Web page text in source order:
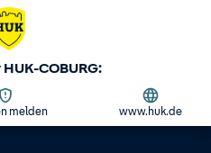
COBURG:
melden www.huk.de